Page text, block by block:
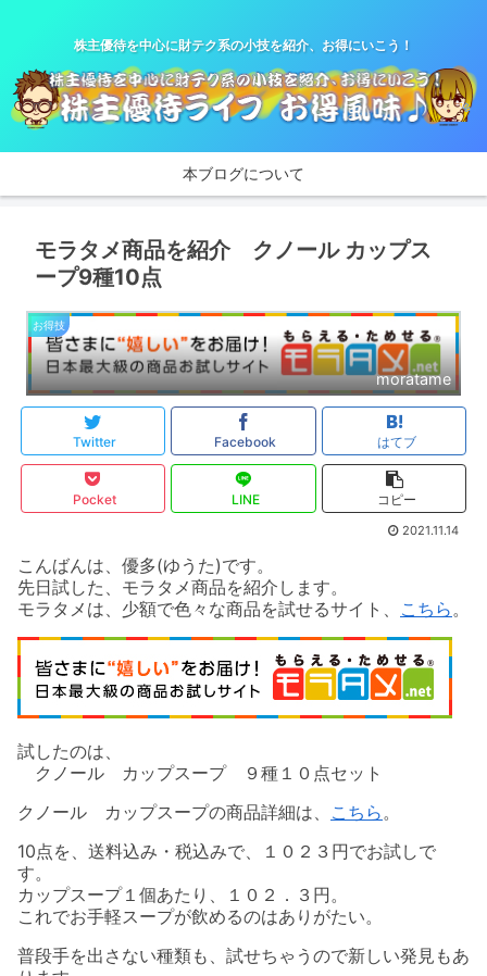
株主優待を中心に財テク系の小技を紹介、お得にいこう！
本ブログについて
モラタメ商品を紹介 クノール カップス
ープ9種10点
お得技
moratame
Twitter Facebook はてブ
Pocket LINE コピー
2021.11.14
こんばんは、優多(ゆうた)です。
先日試した、モラタメ商品を紹介します。
モラタメは、少額で色々な商品を試せるサイト、 こちら 。
試したのは、
クノール カップスープ ９種１０点セット
クノール カップスープの商品詳細は、 こちら 。
10点を、送料込み・税込みで、１０２３円でお試しで
す。
カップスープ１個あたり、１０２．３円。
これでお手軽スープが飲めるのはありがたい。
普段手を出さない種類も、試せちゃうので新しい発見もあ